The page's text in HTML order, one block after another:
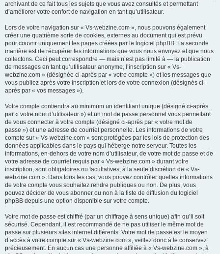
archivant de ce fait tous les sujets que vous avez consultés et permettant
d’améliorer votre confort de navigation en tant qu’utilisateur.
Lors de votre navigation sur « Vs-webzine.com », nous pouvons également
créer une quatrième sorte de cookies, externes au document qui est prévu
pour couvrir uniquement les pages créées par le logiciel phpBB. La seconde
manière est de récupérer les informations que vous nous envoyez et que nous
collectons. Ceci peut correspondre — mais n’est pas limité à — la publication
de messages en tant qu’utilisateur anonyme, l’inscription sur « Vs-
webzine.com » (désignée ci-après par « votre compte ») et les messages que
vous publiez après votre inscription et lors de votre connexion (désignés ci-
après par « vos messages »).
Votre compte contiendra au minimum un identifiant unique (désigné ci-après
par « votre nom d’utilisateur ») et un mot de passe personnel vous permettant
de vous connecter à votre compte (désigné ci-après par « votre mot de
passe ») et une adresse de courriel personnelle. Les informations de votre
compte sur « Vs-webzine.com » sont protégées par les lois de protection des
données applicables dans le pays qui héberge notre serveur. Toutes les
informations, en-dehors de votre nom d’utilisateur, de votre mot de passe et de
votre adresse de courriel requis par « Vs-webzine.com » durant votre
inscription, sont obligatoires ou facultatives, à la seule discrétion de « Vs-
webzine.com ». Dans tous les cas, vous pouvez contrôler quelles informations
de votre compte vous souhaitez rendre publiques ou non. De plus, vous
pouvez décider de vous abonner ou non à la liste de diffusion du logiciel
phpBB depuis une option disponible sur votre compte.
Votre mot de passe est chiffré (par un chiffrage à sens unique) afin qu’il soit
sécurisé. Cependant, il est recommandé de ne pas utiliser le même mot de
passe sur plusieurs sites internet différents. Votre mot de passe est le moyen
d’accès à votre compte sur « Vs-webzine.com », veillez donc à le conservez
précieusement. En aucun cas une personne affiliée à « Vs-webzine.com », à